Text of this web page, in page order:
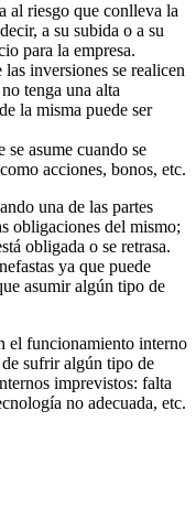
al riesgo que conlleva la
a su subida o a su
para la empresa.
inversiones se realicen
tenga una alta
la misma puede ser
se asume cuando se
acciones, bonos, etc.
una de las partes
obligaciones del mismo;
obligada o se retrasa.
ya que puede
asumir algún tipo de
el funcionamiento interno
sufrir algún tipo de
imprevistos: falta
no adecuada, etc.